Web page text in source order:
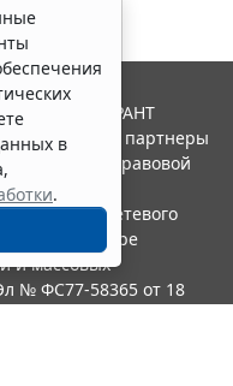
в
.
Система ГАРАНТ
"Гарант" и ее партнеры
ассоциации правовой
в качестве сетевого
в сфере
и массовых
№ ФС77-58365 от 18